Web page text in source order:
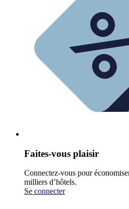
Faites-vous plaisir
Connectez-vous pour
milliers d’hôtels.
Se connecter